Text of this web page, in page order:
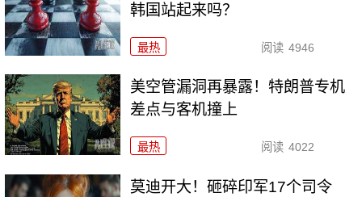
韩国站起来吗？
最热 阅读 4946
美空管漏洞再暴露！特朗普专机
差点与客机撞上
最热 阅读 4022
莫迪开大！砸碎印军17个司令